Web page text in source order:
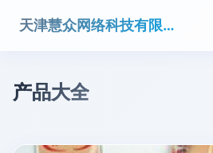
天津慧众网络科技有限公司
产品大全